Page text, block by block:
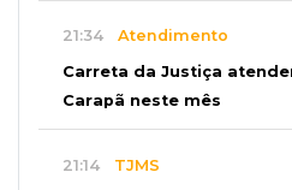
21:34 Atendimento
Carreta da Justiça
Carapã neste mês
21:14 TJMS